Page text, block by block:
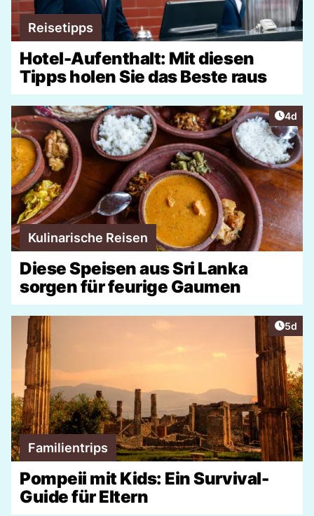
Reisetipps
Hotel-Aufenthalt: Mit diesen
Tipps holen Sie das Beste raus
4d
Kulinarische Reisen
Diese Speisen aus Sri Lanka
sorgen für feurige Gaumen
5d
Familientrips
Pompeii mit Kids: Ein Survival-
Guide für Eltern